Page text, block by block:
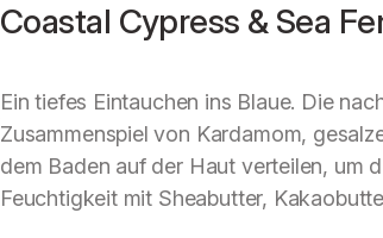
Coastal Cypress & Sea
Ein tiefes Eintauchen ins Blaue. Die
Zusammenspiel von Kardamom,
dem Baden auf der Haut verteilen, um
Feuchtigkeit mit Sheabutter,